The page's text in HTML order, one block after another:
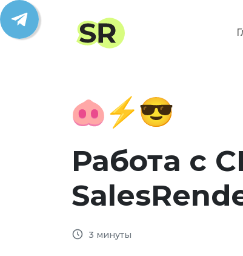
Работа с
3 минуты